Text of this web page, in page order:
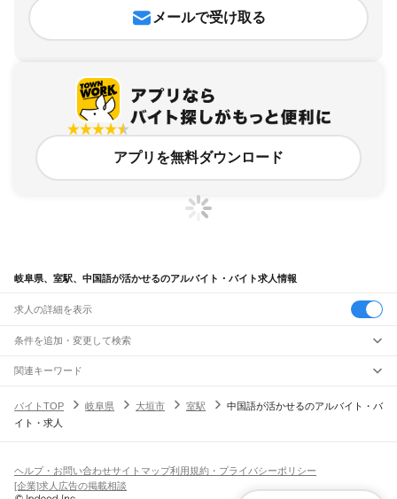
メールで受け取る
アプリを無料ダウンロード
岐阜県、室駅、中国語が活かせるのアルバイト・バイト求人情報
求人の詳細を表示
条件を追加・変更して検索
市区町村を追加・変更
岐阜県すべて
岐阜市
駅を追加・変更
JR高山本線
職種を追加・変更
飲食・フードサービスすべて
ホールスタッフキッチンスタッフ
人気
雇用形態を追加・変更
関連キーワード
バイトTOP
岐阜県 大垣市 室駅
中国語が活かせるのアルバイト・バ
イト・求人
ヘルプ・お問い合わせサイトマップ利用規約・プライバシーポリシー
[企業]求人広告の掲載相談